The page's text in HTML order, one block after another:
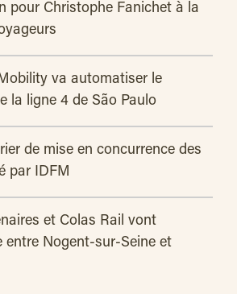
pour Christophe Fanichet à la
va automatiser le
la ligne 4 de São Paulo
de mise en concurrence des
par IDFM
et Colas Rail vont
entre Nogent-sur-Seine et